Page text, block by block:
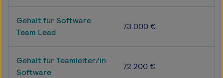
Gehalt für Software
Team Lead
73.000 €
Gehalt für Teamleiter/in
Software
72.200 €